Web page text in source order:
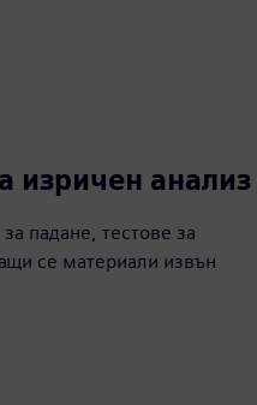
изричен анализ
падане, тестове за
се материали извън